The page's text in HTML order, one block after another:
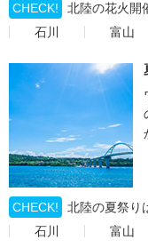
CHECK!
北陸の花火開
石川
富山
CHECK!
北陸の夏祭り
石川
富山